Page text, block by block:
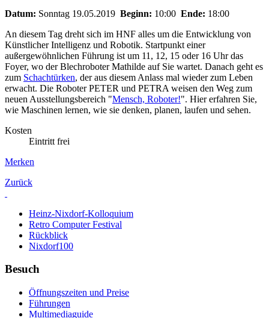
Datum: Sonntag 19.05.2019 Beginn: 10:00 Ende: 18:00
An diesem Tag dreht sich im HNF alles um die Entwicklung von
Künstlicher Intelligenz und Robotik. Startpunkt einer
außergewöhnlichen Führung ist um 11, 12, 15 oder 16 Uhr das
Foyer, wo der Blechroboter Mathilde auf Sie wartet. Danach geht es
zum Schachtürken, der aus diesem Anlass mal wieder zum Leben
erwacht. Die Roboter PETER und PETRA weisen den Weg zum
neuen Ausstellungsbereich "Mensch, Roboter!". Hier erfahren Sie,
wie Maschinen lernen, wie sie denken, planen, laufen und sehen.
Kosten
Eintritt frei
Merken
Zurück
Heinz-Nixdorf-Kolloquium
Retro Computer Festival
Rückblick
Nixdorf100
Besuch
Öffnungszeiten und Preise
Führungen
Multimediaguide